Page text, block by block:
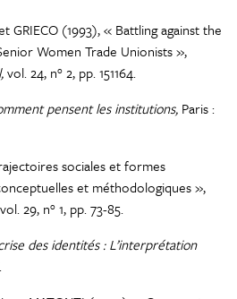
GRIECO (1993), « Battling against the
Women Trade Unionists »,
vol. 24, n° 2, pp. 151164.
pensent les institutions, Paris :
sociales et formes
et méthodologiques »,
29, n° 1, pp. 73-85.
des identités : L’interprétation